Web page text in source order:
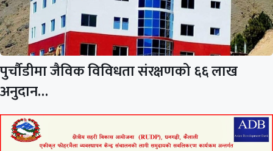
पुर्चौडीमा जैविक विविधता संरक्षणको ६६ लाख
अनुदान…